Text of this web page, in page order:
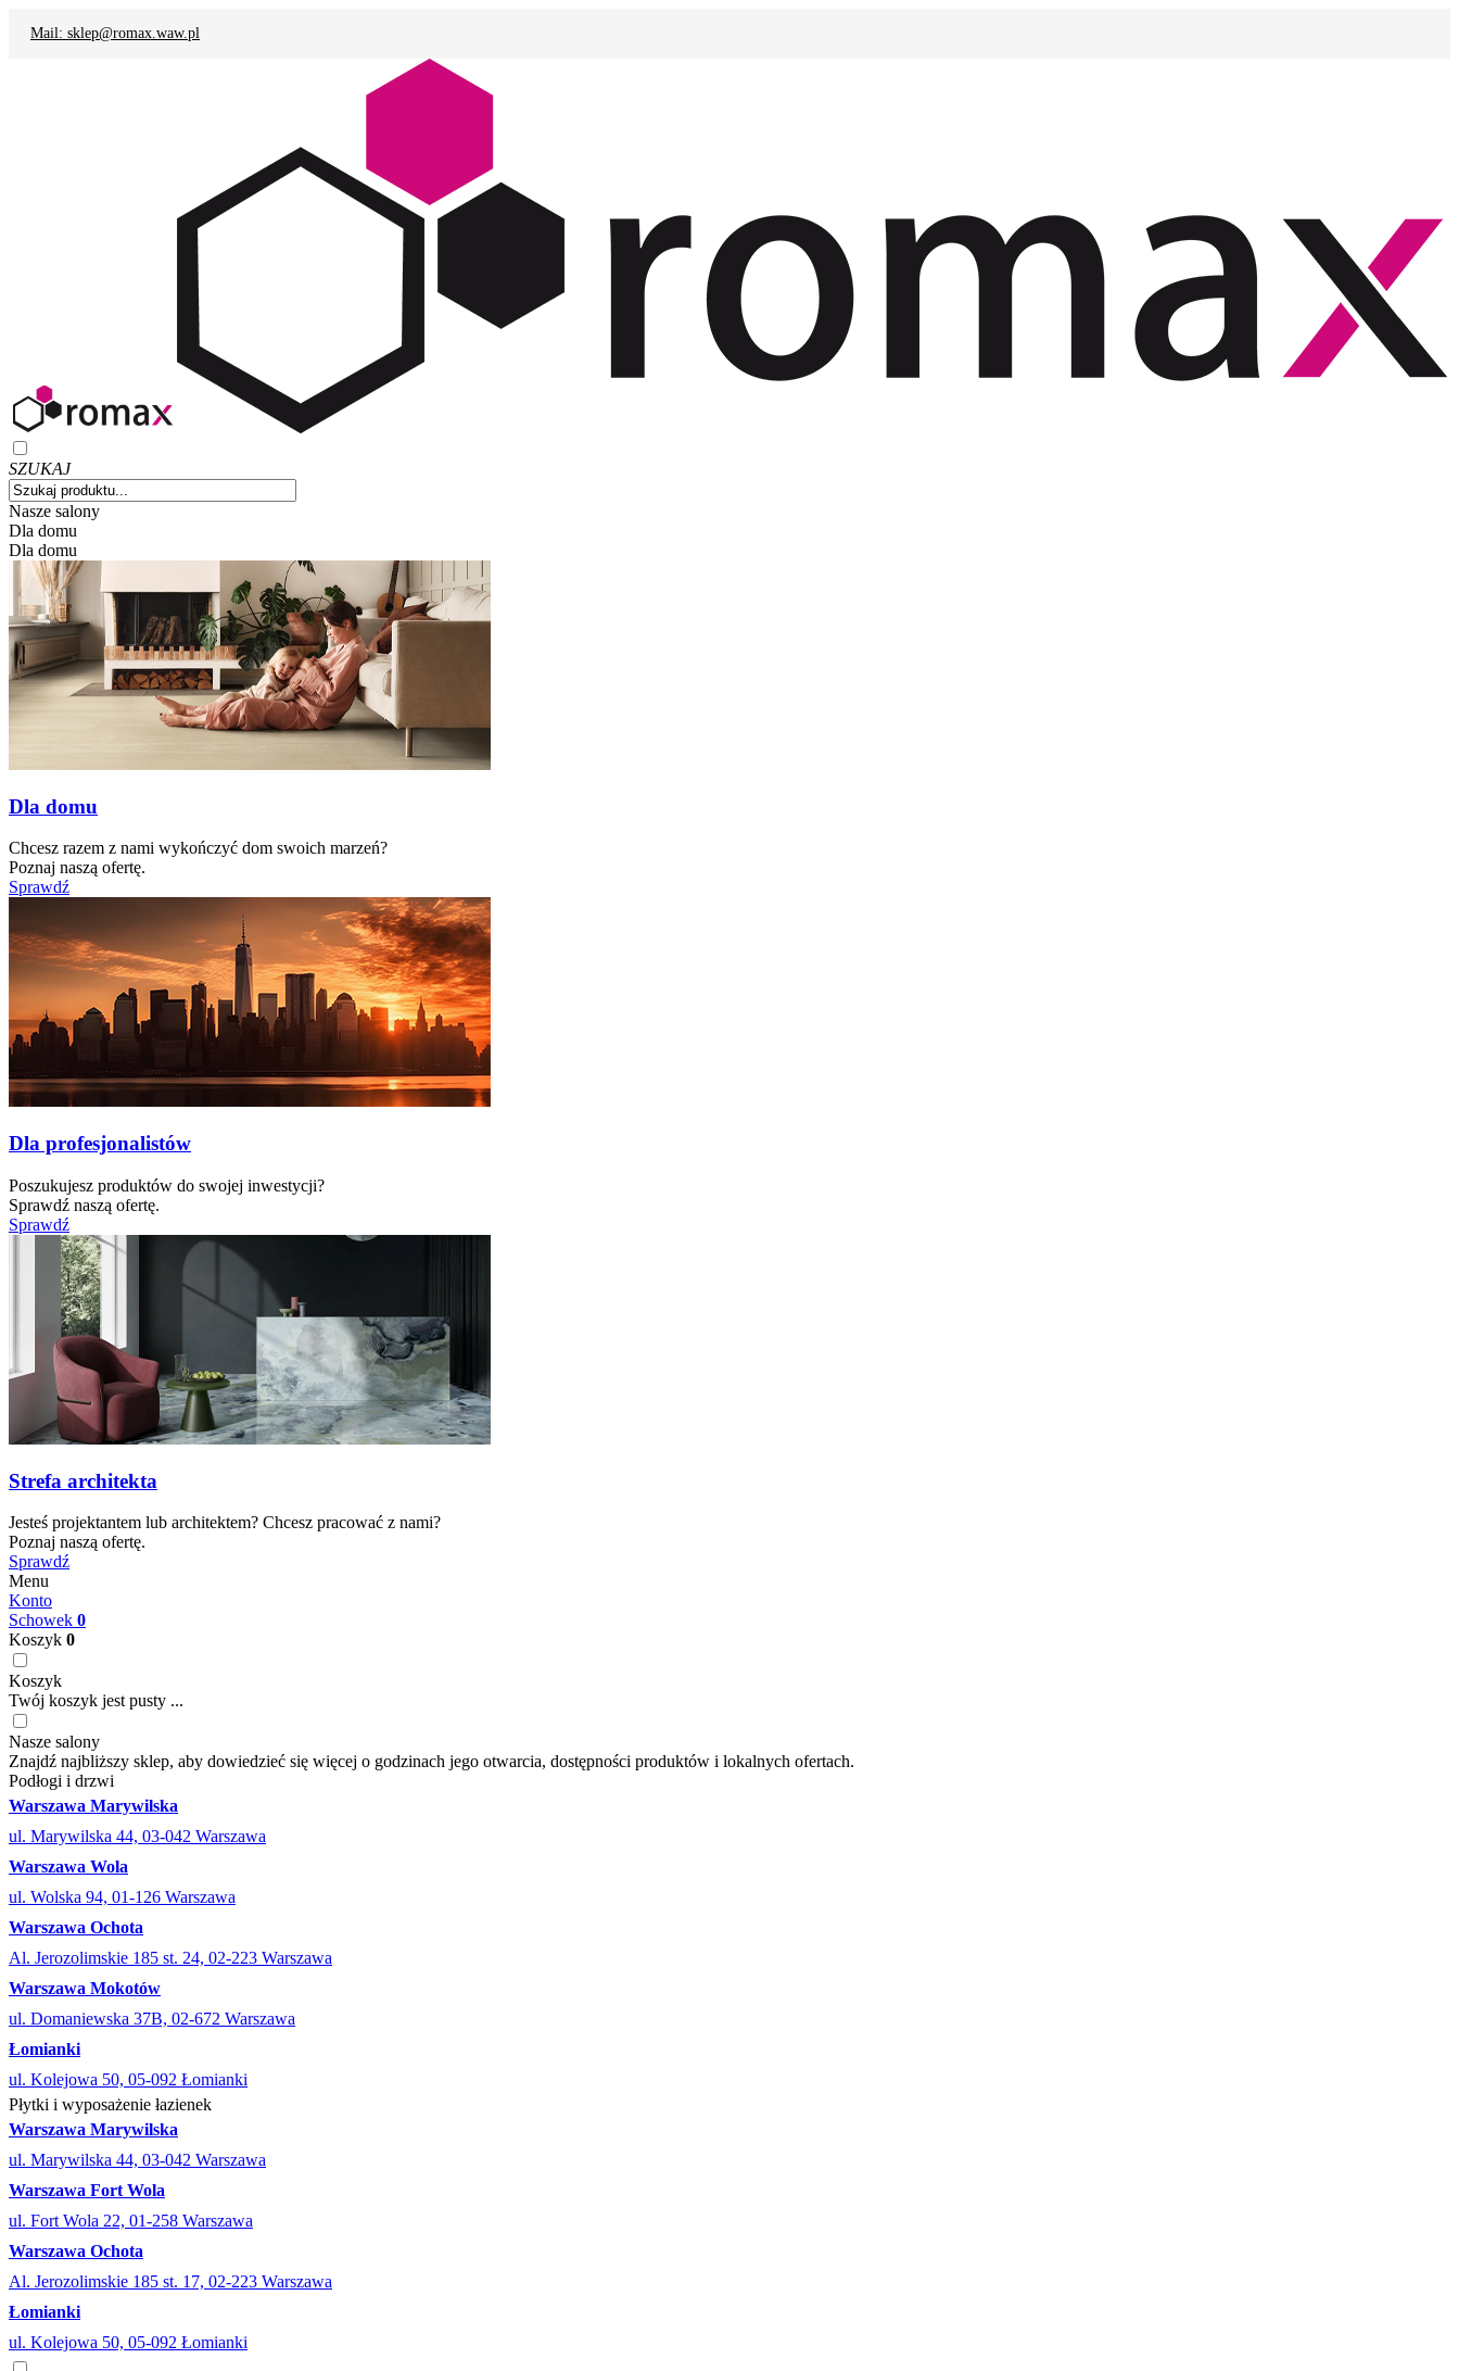
Mail: sklep@romax.waw.pl
SZUKAJ
Nasze salony
Dla domu
Dla domu
Dla domu
Chcesz razem z nami wykończyć dom swoich marzeń?
Poznaj naszą ofertę.
Sprawdź
Dla profesjonalistów
Poszukujesz produktów do swojej inwestycji?
Sprawdź naszą ofertę.
Sprawdź
Strefa architekta
Jesteś projektantem lub architektem? Chcesz pracować z nami?
Poznaj naszą ofertę.
Sprawdź
Menu
Konto
Schowek 0
Koszyk 0
Koszyk
Twój koszyk jest pusty ...
Nasze salony
Znajdź najbliższy sklep, aby dowiedzieć się więcej o godzinach jego otwarcia, dostępności produktów i lokalnych ofertach.
Podłogi i drzwi
Warszawa Marywilska
ul. Marywilska 44, 03-042 Warszawa
Warszawa Wola
ul. Wolska 94, 01-126 Warszawa
Warszawa Ochota
Al. Jerozolimskie 185 st. 24, 02-223 Warszawa
Warszawa Mokotów
ul. Domaniewska 37B, 02-672 Warszawa
Łomianki
ul. Kolejowa 50, 05-092 Łomianki
Płytki i wyposażenie łazienek
Warszawa Marywilska
ul. Marywilska 44, 03-042 Warszawa
Warszawa Fort Wola
ul. Fort Wola 22, 01-258 Warszawa
Warszawa Ochota
Al. Jerozolimskie 185 st. 17, 02-223 Warszawa
Łomianki
ul. Kolejowa 50, 05-092 Łomianki